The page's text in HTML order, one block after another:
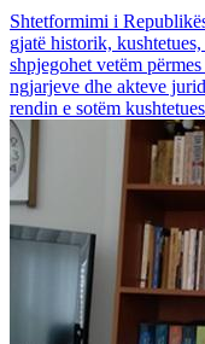
Shtetformimi i
gjatë historik,
shpjegohet vetëm
ngjarjeve dhe akteve
rendin e sotëm